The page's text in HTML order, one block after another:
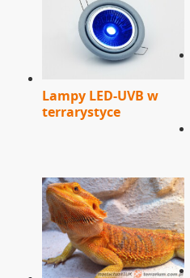
Lampy LED-UVB w
terrarystyce